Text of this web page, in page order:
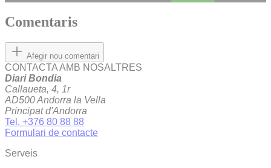
Comentaris
Afegir nou comentari
CONTACTA AMB NOSALTRES
Diari Bondia
Callaueta, 4, 1r
AD500 Andorra la Vella
Principat d'Andorra
Tel. +376 80 88 88
Formulari de contacte
Serveis